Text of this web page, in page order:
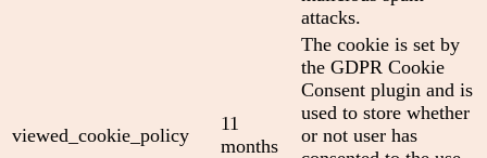
attacks.
viewed_cookie_policy
11
months
The cookie is set by
the GDPR Cookie
Consent plugin and is
used to store whether
or not user has